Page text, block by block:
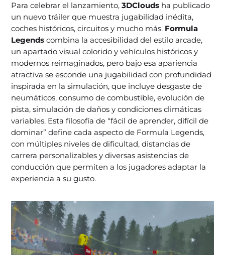
Para celebrar el lanzamiento,3DClouds ha publicado
un nuevo tráiler que muestra jugabilidad inédita,
coches históricos, circuitos y mucho más. Formula
Legends combina la accesibilidad del estilo arcade,
un apartado visual colorido y vehículos históricos y
modernos reimaginados, pero bajo esa apariencia
atractiva se esconde una jugabilidad con profundidad
inspirada en la simulación, que incluye desgaste de
neumáticos, consumo de combustible, evolución de
pista, simulación de daños y condiciones climáticas
variables. Esta filosofía de “fácil de aprender, difícil de
dominar” define cada aspecto de Formula Legends,
con múltiples niveles de dificultad, distancias de
carrera personalizables y diversas asistencias de
conducción que permiten a los jugadores adaptar la
experiencia a su gusto.